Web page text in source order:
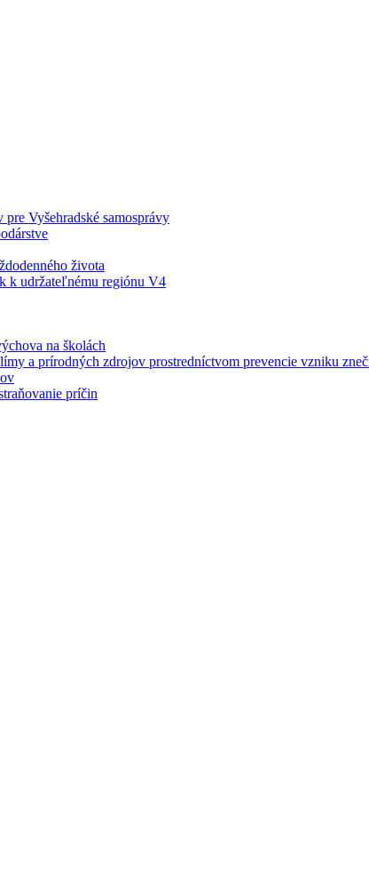
Vyšehradské samosprávy
života
k udržateľnému regiónu V4
na školách
a prírodných zdrojov prostredníctvom prevencie vzniku
príčin